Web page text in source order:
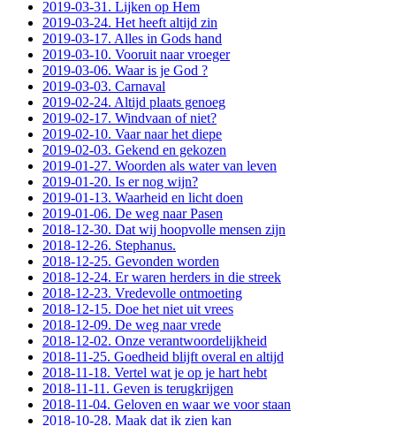
2019-03-31. Lijken op Hem
2019-03-24. Het heeft altijd zin
2019-03-17. Alles in Gods hand
2019-03-10. Vooruit naar vroeger
2019-03-06. Waar is je God ?
2019-03-03. Carnaval
2019-02-24. Altijd plaats genoeg
2019-02-17. Windvaan of niet?
2019-02-10. Vaar naar het diepe
2019-02-03. Gekend en gekozen
2019-01-27. Woorden als water van leven
2019-01-20. Is er nog wijn?
2019-01-13. Waarheid en licht doen
2019-01-06. De weg naar Pasen
2018-12-30. Dat wij hoopvolle mensen zijn
2018-12-26. Stephanus.
2018-12-25. Gevonden worden
2018-12-24. Er waren herders in die streek
2018-12-23. Vredevolle ontmoeting
2018-12-15. Doe het niet uit vrees
2018-12-09. De weg naar vrede
2018-12-02. Onze verantwoordelijkheid
2018-11-25. Goedheid blijft overal en altijd
2018-11-18. Vertel wat je op je hart hebt
2018-11-11. Geven is terugkrijgen
2018-11-04. Geloven en waar we voor staan
2018-10-28. Maak dat ik zien kan